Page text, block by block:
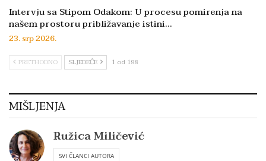
Intervju sa Stipom Odakom: U procesu pomirenja na
našem prostoru približavanje istini…
23. srp 2026.
PRETHODNO SLJEDEĆE 1 od 198
MIŠLJENJA
Ružica Miličević
SVI ČLANCI AUTORA